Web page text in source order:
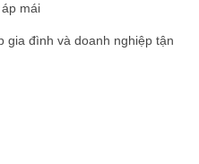
mái
gia đình và doanh nghiệp tận